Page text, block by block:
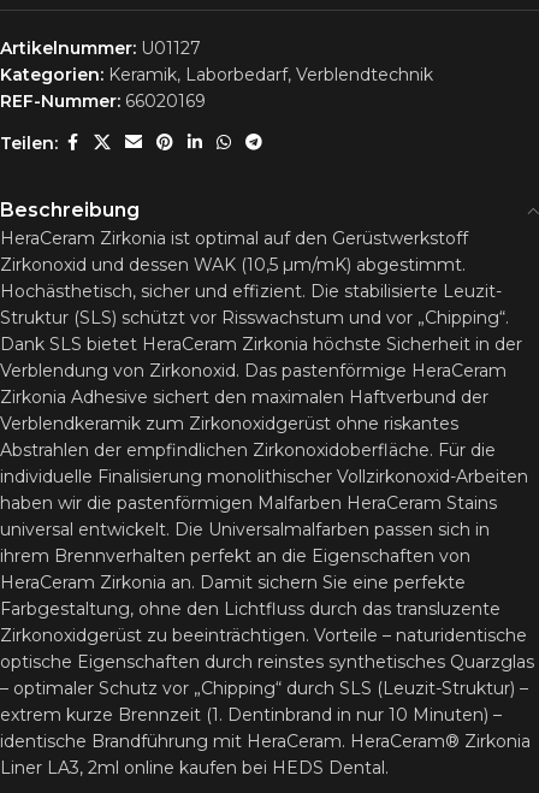
Artikelnummer: U01127
Kategorien: Keramik, Laborbedarf, Verblendtechnik
REF-Nummer: 66020169
Teilen:
Beschreibung
HeraCeram Zirkonia ist optimal auf den Gerüstwerkstoff
Zirkonoxid und dessen WAK (10,5 µm/mK) abgestimmt.
Hochästhetisch, sicher und effizient. Die stabilisierte Leuzit-
Struktur (SLS) schützt vor Risswachstum und vor „Chipping“.
Dank SLS bietet HeraCeram Zirkonia höchste Sicherheit in der
Verblendung von Zirkonoxid. Das pastenförmige HeraCeram
Zirkonia Adhesive sichert den maximalen Haftverbund der
Verblendkeramik zum Zirkonoxidgerüst ohne riskantes
Abstrahlen der empfindlichen Zirkonoxidoberfläche. Für die
individuelle Finalisierung monolithischer Vollzirkonoxid-Arbeiten
haben wir die pastenförmigen Malfarben HeraCeram Stains
universal entwickelt. Die Universalmalfarben passen sich in
ihrem Brennverhalten perfekt an die Eigenschaften von
HeraCeram Zirkonia an. Damit sichern Sie eine perfekte
Farbgestaltung, ohne den Lichtfluss durch das transluzente
Zirkonoxidgerüst zu beeinträchtigen. Vorteile – naturidentische
optische Eigenschaften durch reinstes synthetisches Quarzglas
– optimaler Schutz vor „Chipping“ durch SLS (Leuzit-Struktur) –
extrem kurze Brennzeit (1. Dentinbrand in nur 10 Minuten) –
identische Brandführung mit HeraCeram. HeraCeram® Zirkonia
Liner LA3, 2ml online kaufen bei HEDS Dental.